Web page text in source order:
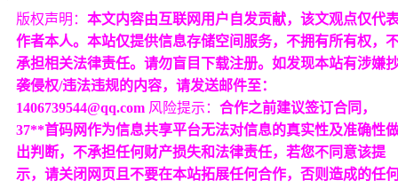
版权声明： 本文内容由互联网用户自发贡献，该文观点仅代
作者本人。本站仅提供信息存储空间服务，不拥有所有权，
承担相关法律责任。请勿盲目下载注册。如发现本站有涉嫌
袭侵权/违法违规的内容，请发送邮件至：
1406739544@qq.com 风险提示： 合作之前建议签订合同，
37**首码网作为信息共享平台无法对信息的真实性及准确性
出判断，不承担任何财产损失和法律责任，若您不同意该提
示，请关闭网页且不要在本站拓展任何合作，否则造成的任